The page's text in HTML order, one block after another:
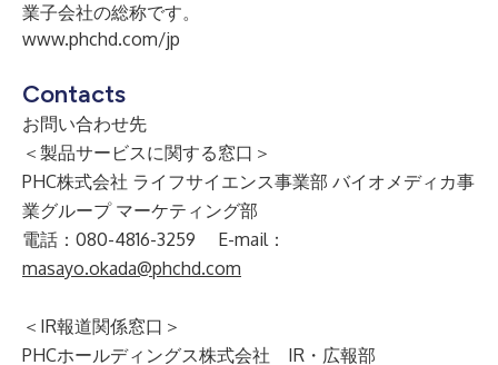
業子会社の総称です。
www.phchd.com/jp
Contacts
お問い合わせ先
＜製品サービスに関する窓口＞
PHC株式会社 ライフサイエンス事業部 バイオメディカ事
業グループ マーケティング部
電話：080-4816-3259 E-mail：
masayo.okada@phchd.com
＜IR報道関係窓口＞
PHCホールディングス株式会社 IR・広報部